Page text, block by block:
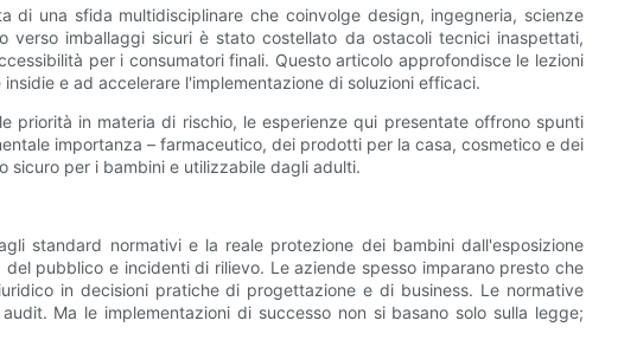
una sfida multidisciplinare che coinvolge design, ingegneria, scienze
imballaggi sicuri è stato costellato da ostacoli tecnici inaspettati,
per i consumatori finali. Questo articolo approfondisce le lezioni
​​e ad accelerare l'implementazione di soluzioni efficaci.
in materia di rischio, le esperienze qui presentate offrono spunti
importanza – farmaceutico, dei prodotti per la casa, cosmetico e dei
sicuro per i bambini e utilizzabile dagli adulti.
standard normativi e la reale protezione dei bambini dall'esposizione
pubblico e incidenti di rilievo. Le aziende spesso imparano presto che
in decisioni pratiche di progettazione e di business. Le normative
Ma le implementazioni di successo non si basano solo sulla legge;